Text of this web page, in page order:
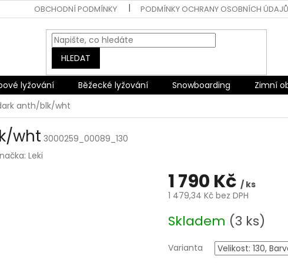
OBCHODNÍ PODMÍNKY PODMÍNKY OCHRANY OSOBNÍCH ÚDAJŮ
HLEDAT
lyžování Běžecké lyžování Snowboarding Zimní
anth/blk/wht
wht 3000259_00089_130
Leki
1 790 Kč / ks
1 479,34 Kč bez DPH
cena:
Skladem (3 ks)
Varianta